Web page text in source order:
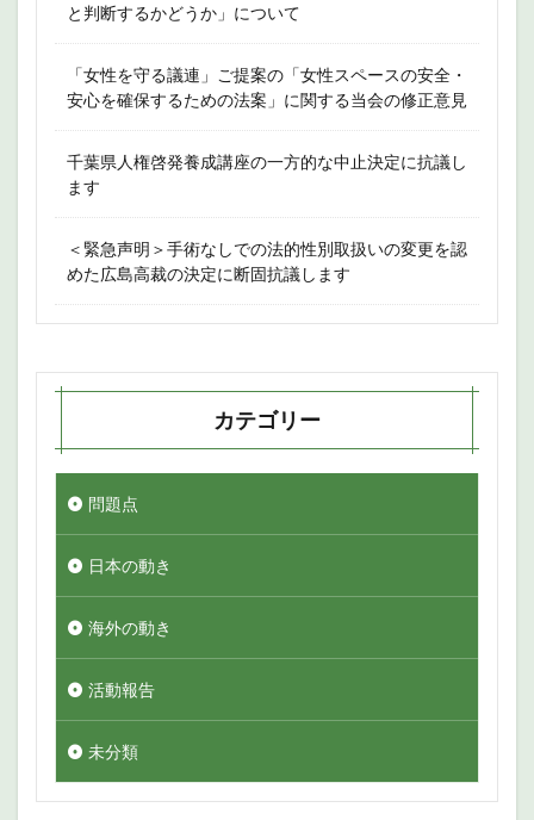
と判断するかどうか」について
「女性を守る議連」ご提案の「女性スペースの安全・
安心を確保するための法案」に関する当会の修正意見
千葉県人権啓発養成講座の一方的な中止決定に抗議し
ます
＜緊急声明＞手術なしでの法的性別取扱いの変更を認
めた広島高裁の決定に断固抗議します
カテゴリー
問題点
日本の動き
海外の動き
活動報告
未分類